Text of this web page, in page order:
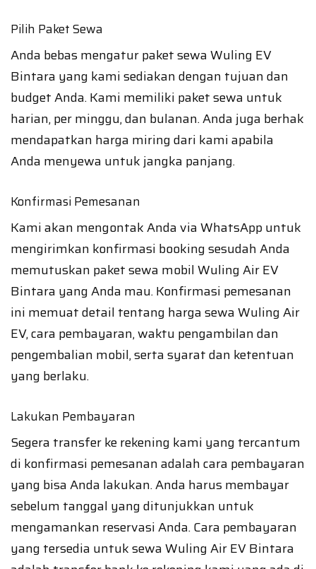
Pilih Paket Sewa
Anda bebas mengatur paket sewa Wuling EV
Bintara yang kami sediakan dengan tujuan dan
budget Anda. Kami memiliki paket sewa untuk
harian, per minggu, dan bulanan. Anda juga berhak
mendapatkan harga miring dari kami apabila
Anda menyewa untuk jangka panjang.
Konfirmasi Pemesanan
Kami akan mengontak Anda via WhatsApp untuk
mengirimkan konfirmasi booking sesudah Anda
memutuskan paket sewa mobil Wuling Air EV
Bintara yang Anda mau. Konfirmasi pemesanan
ini memuat detail tentang harga sewa Wuling Air
EV, cara pembayaran, waktu pengambilan dan
pengembalian mobil, serta syarat dan ketentuan
yang berlaku.
Lakukan Pembayaran
Segera transfer ke rekening kami yang tercantum
di konfirmasi pemesanan adalah cara pembayaran
yang bisa Anda lakukan. Anda harus membayar
sebelum tanggal yang ditunjukkan untuk
mengamankan reservasi Anda. Cara pembayaran
yang tersedia untuk sewa Wuling Air EV Bintara